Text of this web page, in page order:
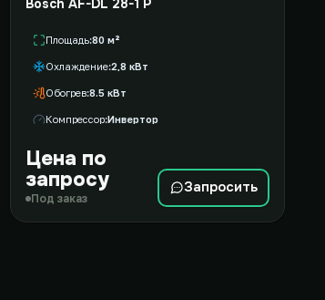
Bosch AF-DL 28-1 P
Площадь 80 м²
Охлаждение 2,8 кВт
Обогрев 8.5 кВт
Компрессор Инвертор
Цена по
запросу
Под заказ
Запросить